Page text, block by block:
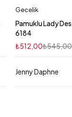
Gecelik
Pamuklu Lady
6184
₺545,00
₺512,00
Jenny Daphne